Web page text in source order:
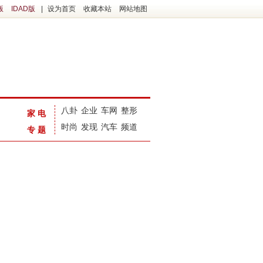
IDAD版 设为首页 收藏本站 网站地图
家电
专题
八卦 企业 车网 整形
时尚 发现 汽车 频道